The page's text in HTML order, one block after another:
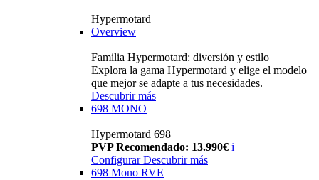
Hypermotard
Overview
Familia Hypermotard: diversión y estilo
Explora la gama Hypermotard y elige el modelo
que mejor se adapte a tus necesidades.
Descubrir más
698 MONO
Hypermotard 698
PVP Recomendado: 13.990€ i
ConfigurarDescubrir más
698 Mono RVE